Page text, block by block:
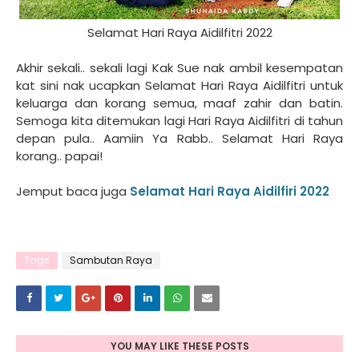
Selamat Hari Raya Aidilfitri 2022
Akhir sekali.. sekali lagi Kak Sue nak ambil kesempatan
kat sini nak ucapkan Selamat Hari Raya Aidilfitri untuk
keluarga dan korang semua, maaf zahir dan batin.
Semoga kita ditemukan lagi Hari Raya Aidilfitri di tahun
depan pula.. Aamiin Ya Rabb.. Selamat Hari Raya
korang.. papai!
Jemput baca juga Selamat Hari Raya Aidilfiri 2022
Tags Sambutan Raya
YOU MAY LIKE THESE POSTS